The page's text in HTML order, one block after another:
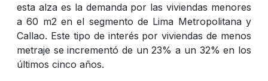
esta alza es la demanda por las viviendas menores
a 60 m2 en el segmento de Lima Metropolitana y
Callao. Este tipo de interés por viviendas de menos
metraje se incrementó de un 23% a un 32% en los
últimos cinco años.